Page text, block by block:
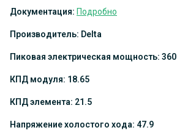
Документация: Подробно
Производитель: Delta
Пиковая электрическая мощность: 360
КПД модуля: 18.65
КПД элемента: 21.5
Напряжение холостого хода: 47.9